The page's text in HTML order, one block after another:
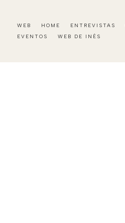
WEB HOME ENTREVISTAS
EVENTOS
WEB DE INÉS